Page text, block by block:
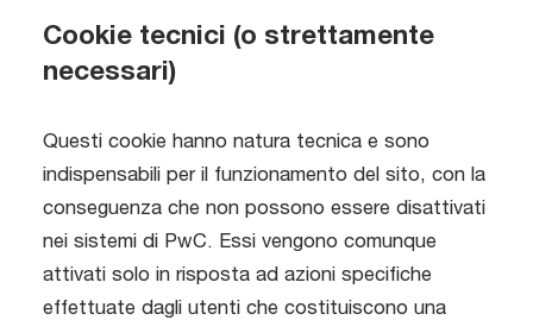
Cookie tecnici (o strettamente
necessari)
Questi cookie hanno natura tecnica e sono
indispensabili per il funzionamento del sito, con la
conseguenza che non possono essere disattivati
​​nei sistemi di PwC. Essi vengono comunque
attivati solo in risposta ad azioni specifiche
effettuate dagli utenti che costituiscono una